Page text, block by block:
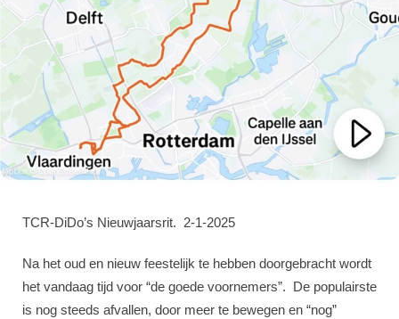
TCR-DiDo’s Nieuwjaarsrit. 2-1-2025
Na het oud en nieuw feestelijk te hebben doorgebracht wordt
het vandaag tijd voor “de goede voornemers”. De populairste
is nog steeds afvallen, door meer te bewegen en “nog”